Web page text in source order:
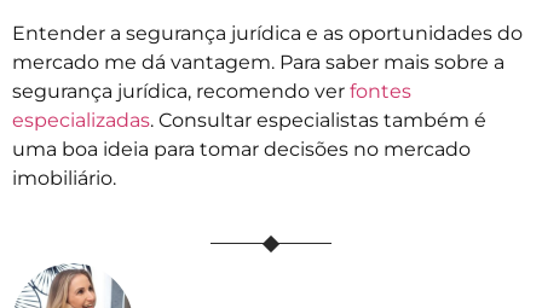
Entender a segurança jurídica e as oportunidades do
mercado me dá vantagem. Para saber mais sobre a
segurança jurídica, recomendo ver fontes
especializadas. Consultar especialistas também é
uma boa ideia para tomar decisões no mercado
imobiliário.